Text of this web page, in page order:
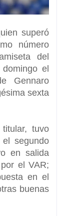
superó
número
del
el
Gennaro
sexta
tuvo
segundo
en salida
el VAR;
en el
buenas